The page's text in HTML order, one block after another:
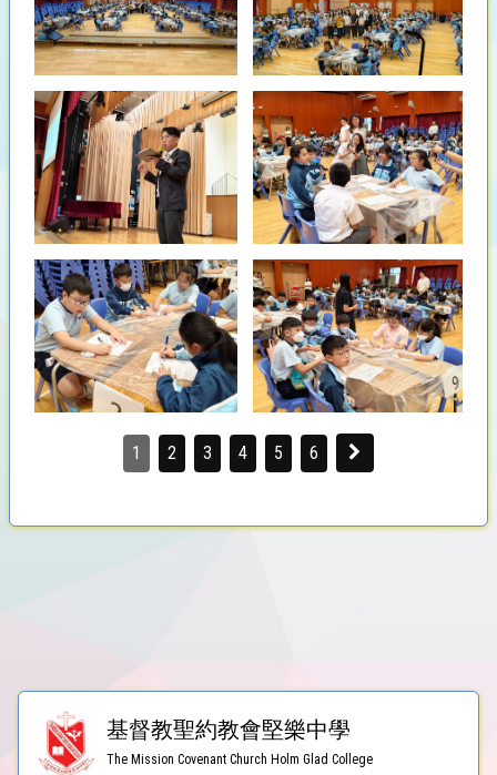
1 2 3 4 5 6
基督教聖約教會堅樂中學
The Mission Covenant Church Holm Glad College